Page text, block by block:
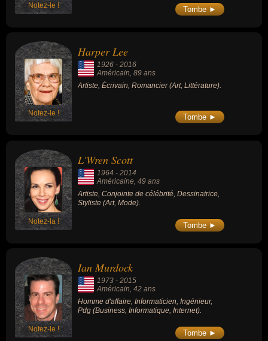
Notez-le ! Tombe ►
Notez-le !
Harper Lee
1926 - 2016
Américain, 89 ans
Artiste, Écrivain, Romancier (Art, Littérature).
Tombe ►
Notez-la !
L'Wren Scott
1964 - 2014
Américaine , 49 ans
Artiste, Conjointe de célébrité, Dessinatrice,
Styliste (Art, Mode).
Tombe ►
Notez-le !
Ian Murdock
1973 - 2015
Américain, 42 ans
Homme d'affaire, Informaticien, Ingénieur,
Pdg (Business, Informatique, Internet).
Tombe ►